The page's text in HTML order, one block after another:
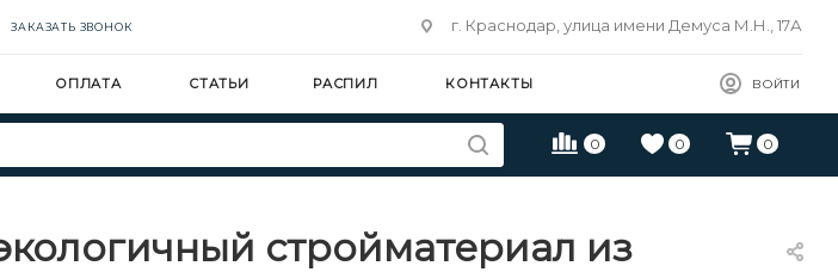
ЗАКАЗАТЬ ЗВОНОК г. Краснодар, улица имени Демуса М.Н., 17А
ВОЙТИ
ОПЛАТА СТАТЬИ РАСПИЛ КОНТАКТЫ
0 0 0
стройматериал из